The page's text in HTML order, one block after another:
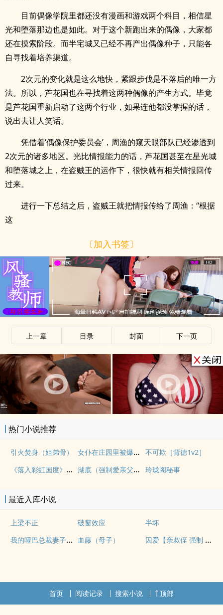
目前偶像学院里都还没有漫画和游戏两个科目，相信星
光和堕落那边也是如此。对于这个新跑出来的偶像，大家都
还在摸索阶段。而半宅城又已经不再产出偶像种子，只能各
自寻找着培养渠道。
2次元的变化就是这么地快，紧跟步伐是不落后的唯一方
法。所以，芦花国也在寻找着这两种偶像的产生方式。毕竟
是芦花国重新启动了这两个行业，如果连他都没掌握的话，
说出去让人笑话。
凭借着‘偶像保护委员会’，周渔的窥天眼部队已经渗透到
2次元的诸多地区。光比情报能力的话，芦花国甚至在星光城
和堕落城之上，在盗贼王的运作下，很快就有相关情报回传
过来。
进行一下总结之后，盗贼王就把情报传给了周渔：“根据
这
〔加入书签〕
上一章 目录 封面 下一页
热门小说推荐
引火焚身（姐弟骨） 女仆在庄园里被爆操（上位者nph，欧式） 不可欺［背德1v2］
《落入彩虹国度》穿越+西幻+言情 湖底（强制爱亲父女） 玲珑阁秘事
最近入库小说
上梁不正 破窗效应 半坏
我的哑巴总裁妻子（双A） 血藤（母子） 囚爱【亲叔侄 强制 1v1 H】
首页 阅读记录 搜索小说 顶部